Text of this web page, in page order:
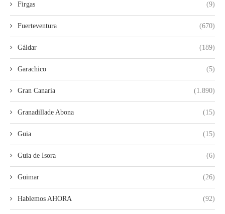
Firgas (9)
Fuerteventura (670)
Gáldar (189)
Garachico (5)
Gran Canaria (1.890)
Granadillade Abona (15)
Guia (15)
Guia de Isora (6)
Guimar (26)
Hablemos AHORA (92)